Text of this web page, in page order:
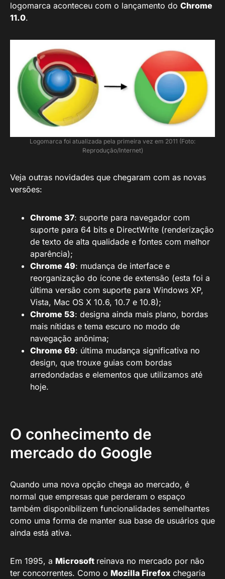
logomarca aconteceu com o lançamento do Chrome
11.0.
Logomarca foi atualizada pela primeira vez em 2011 (Foto:
Reprodução/Internet)
Veja outras novidades que chegaram com as novas
versões:
Chrome 37: suporte para navegador com
suporte para 64 bits e DirectWrite (renderização
de texto de alta qualidade e fontes com melhor
aparência);
Chrome 49: mudança de interface e
reorganização do ícone de extensão (esta foi a
última versão com suporte para Windows XP,
Vista, Mac OS X 10.6, 10.7 e 10.8);
Chrome 53: designa ainda mais plano, bordas
mais nítidas e tema escuro no modo de
navegação anônima;
Chrome 69: última mudança significativa no
design, que trouxe guias com bordas
arredondadas e elementos que utilizamos até
hoje.
O conhecimento de
mercado do Google
Quando uma nova opção chega ao mercado, é
normal que empresas que perderam o espaço
também disponibilizem funcionalidades semelhantes
como uma forma de manter sua base de usuários que
ainda está ativa.
Em 1995, a Microsoft reinava no mercado por não
ter concorrentes. Como o Mozilla Firefox chegaria